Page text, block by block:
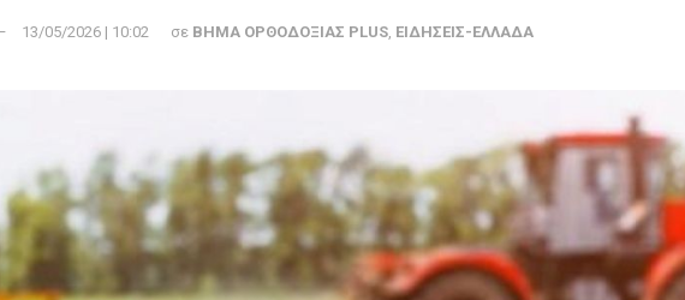
13/05/2026 | 10:02 σε ΒΗΜΑ ΟΡΘΟΔΟΞΙΑΣ PLUS ΕΙΔΗΣΕΙΣ-ΕΛΛΑΔΑ